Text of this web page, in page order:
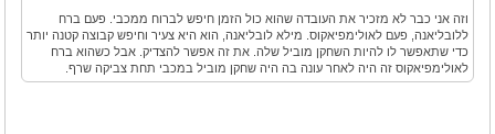
וזה אני כבר לא מזכיר את העובדה שהוא כול הזמן חיפש לברוח ממכבי. פעם ברח
ללובליאנה, פעם לאולימפיאקוס. מילא לובליאנה, הוא היא צעיר וחיפש קבוצה קטנה יותר
כדי שתאפשר לו להיות השחקן מוביל שלה. את זה אפשר להצדיק. אבל כשהוא ברח
לאולימפיאקוס זה היה לאחר עונה בה היה שחקן מוביל במכבי תחת צביקה שרף.